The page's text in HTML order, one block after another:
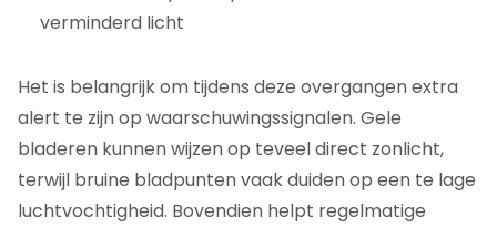
verminderd licht
Het is belangrijk om tijdens deze overgangen extra
alert te zijn op waarschuwingssignalen. Gele
bladeren kunnen wijzen op teveel direct zonlicht,
terwijl bruine bladpunten vaak duiden op een te lage
luchtvochtigheid. Bovendien helpt regelmatige